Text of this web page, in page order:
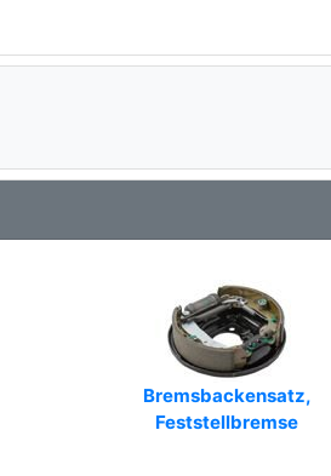
Bremsbackensatz,
Feststellbremse